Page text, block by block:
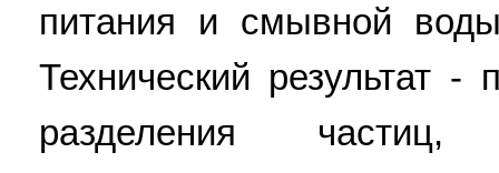
питания и смывной
Технический результат
разделения